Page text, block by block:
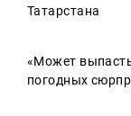
Татарстана
«Может
погодных